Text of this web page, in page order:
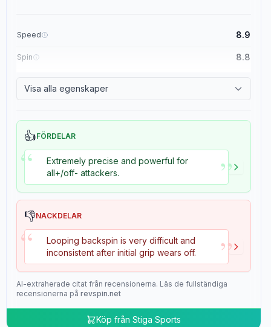
Speed 8.9
Spin 8.8
Visa alla egenskaper
👍FÖRDELAR
“
Extremely precise and powerful for
all+/off- attackers.
”
👎NACKDELAR
“
Looping backspin is very difficult and
inconsistent after initial grip wears off.
”
AI-extraherade citat från recensionerna. Läs de fullständiga
recensionerna på revspin.net
Köp från Stiga Sports